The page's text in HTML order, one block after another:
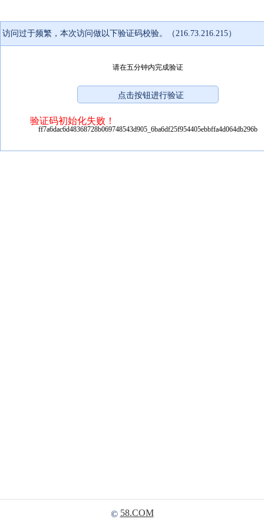
访问过于频繁，本次访问做以下验证码校验。（216.73.216.215）
请在五分钟内完成验证
验证码初始化失败！
ff7a6dac6d48368728b069748543d905_6ba6df25f954405ebbffa4d064db296b
© 58.COM